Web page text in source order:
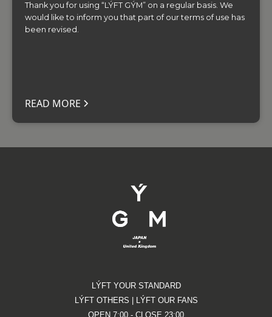
Thank you for using “LÝFT GÝM” on a regular basis. We
would like to inform you that part of our terms of use has
been revised. ‍
READ MORE
LÝFT YOUR STANDARD
LÝFT OTHERS | LÝFT OUR FANS
OPEN 7:00 - CLOSE 23:00